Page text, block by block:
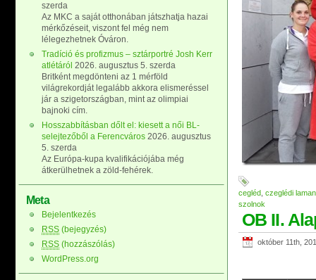
cegléd czeglédi
szolnok
OB II.
október 11th,
szerda
Az MKC a saját otthonában játszhatja hazai
mérkőzéseit, viszont fel még nem
lélegezhetnek Óváron.
Tradíció és profizmus – sztárportré Josh Kerr
atlétáról 2026. augusztus 5. szerda
Britként megdönteni az 1 mérföld
világrekordját legalább akkora elismeréssel
jár a szigetországban, mint az olimpiai
bajnoki cím.
Hosszabbításban dőlt el: kiesett a női BL-
selejtezőből a Ferencváros 2026. augusztus
5. szerda
Az Európa-kupa kvalifikációjába még
átkerülhetnek a zöld-fehérek.
Meta
Bejelentkezés
RSS (bejegyzés)
RSS (hozzászólás)
WordPress.org